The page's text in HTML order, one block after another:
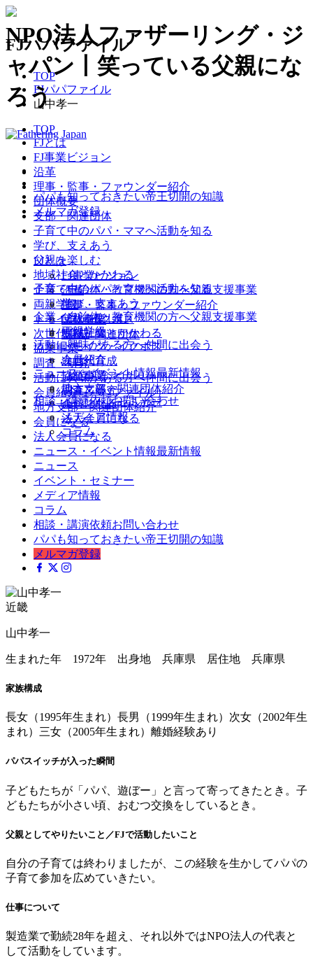
NPO法人ファザーリング・ジ
ャパン丨笑っている父親にな
ろう
パパも知っておきたい帝王切開の知識
メルマガ登録
FJとは
FJ事業ビジョン
沿革
理事・監事・ファウンダー紹介
団体概要
支部・関連団体
子育て中のパパ・ママへ活動を知る
学び、支えあう
父親を楽しむ
地域社会とかかわる
企業・自治体・教育機関の方へ父親支援事業
両親学級
トモイク・イクボス
次世代育成
協業事業
調査・研究
活動に興味がある方へ仲間に出会う
会員紹介
（パパファイル）
地方支部・関連団体紹介
会員になる
法人会員になる
ニュース・イベント情報最新情報
ニュース
イベント・セミナー
メディア情報
コラム
相談・講演依頼お問い合わせ
FJパパファイル
TOP
FJパパファイル
山中孝一
TOP
FJとは
FJ事業ビジョン
沿革
理事・監事・ファウンダー紹介
団体概要
支部・関連団体
子育て中のパパ・ママへ活動を知る
学び、支えあう
父親を楽しむ
地域社会とかかわる
企業・自治体・教育機関の方へ父親支援事業
両親学級
トモイク・イクボス
次世代育成
協業事業
調査・研究
活動に興味がある方へ仲間に出会う
会員紹介（パパファイル）
地方支部・関連団体紹介
会員になる
法人会員になる
ニュース・イベント情報最新情報
ニュース
イベント・セミナー
メディア情報
コラム
相談・講演依頼お問い合わせ
パパも知っておきたい帝王切開の知識
メルマガ登録
近畿
山中孝一
生まれた年 1972年 出身地 兵庫県 居住地 兵庫県
家族構成
長女（1995年生まれ）長男（1999年生まれ）次女（2002年生
まれ）三女（2005年生まれ）離婚経験あり
パパスイッチが入った瞬間
子どもたちが「パパ、遊ぼー」と言って寄ってきたとき。子
どもたちが小さい頃、おむつ交換をしているとき。
父親としてやりたいこと／FJで活動したいこと
自分の子育ては終わりましたが、この経験を生かしてパパの
子育て参加を広めていきたい。
仕事について
製造業で勤続28年を超え、それ以外ではNPO法人の代表と
して活動をしています。